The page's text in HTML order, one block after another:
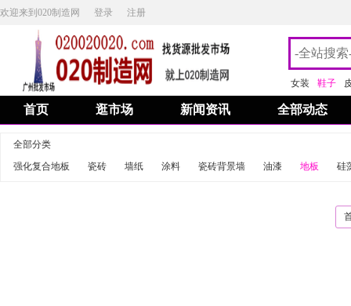
欢迎来到020制造网 登录 注册
女装 鞋子
首页 逛市场 新闻资讯 全部动态
全部分类
强化复合地板
瓷砖 墙纸 涂料 瓷砖背景墙 油漆 地板 硅